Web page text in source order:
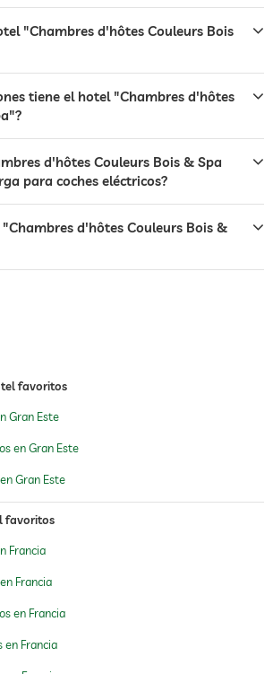
cargos adicionales
masaje corporal
"Chambres d'hôtes Couleurs Bois
tiene el hotel "Chambres d'hôtes
d'hôtes Couleurs Bois & Spa
para coches eléctricos?
d'hôtes Couleurs Bois &
favoritos
Gran Este
en Gran Este
Gran Este
favoritos
Francia
Francia
en Francia
en Francia